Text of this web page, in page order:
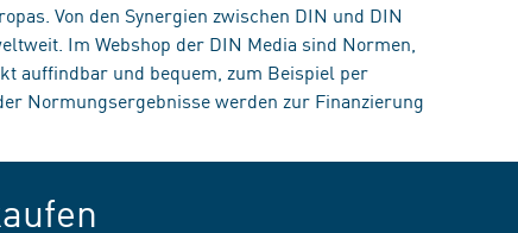
Von den Synergien zwischen DIN und DIN
Im Webshop der DIN Media sind Normen,
auffindbar und bequem, zum Beispiel per
Normungsergebnisse werden zur Finanzierung